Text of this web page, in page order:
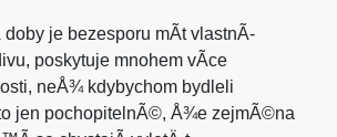
doby je bezesporu mÃ­t vlastnÃ­
poskytuje mnohem vÃ­ce
neÅ¾ kdybychom bydleli
jen pochopitelnÃ©, Å¾e zejmÃ©na